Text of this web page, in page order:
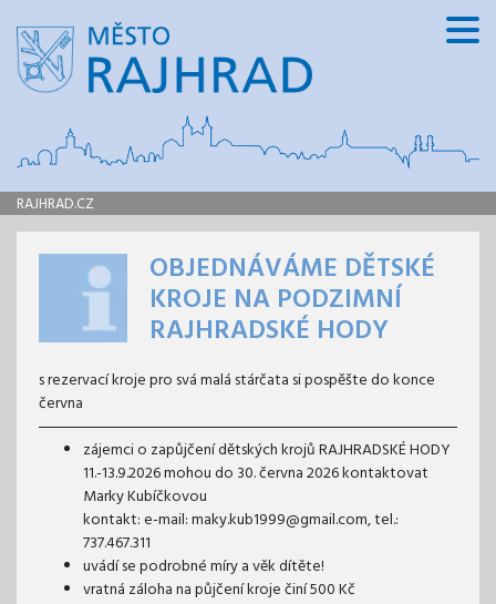
RAJHRAD.CZ
OBJEDNÁVÁME DĚTSKÉ
KROJE NA PODZIMNÍ
RAJHRADSKÉ HODY
s rezervací kroje pro svá malá stárčata si pospěšte do konce
června
zájemci o zapůjčení dětských krojů RAJHRADSKÉ HODY
11.-13.9.2026 mohou do 30. června 2026 kontaktovat
Marky Kubíčkovou
kontakt: e-mail: maky.kub1999@gmail.com, tel.:
737.467.311
uvádí se podrobné míry a věk dítěte!
vratná záloha na půjčení kroje činí 500 Kč